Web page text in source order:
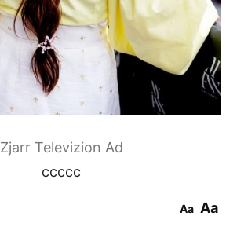
Zjarr Televizion Ad
ccccc
Aa Aa